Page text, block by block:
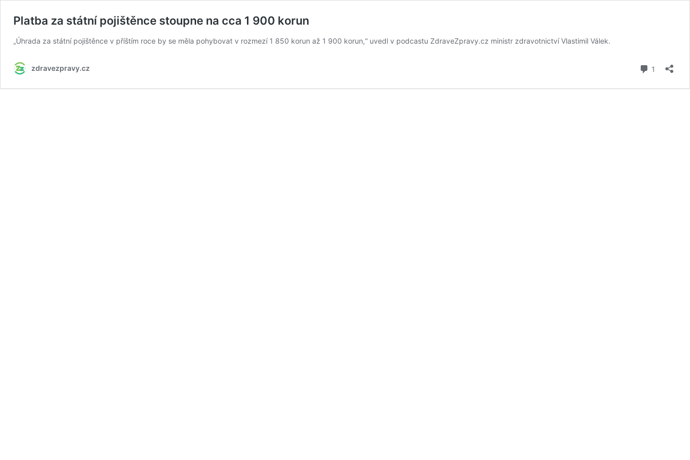
Platba za státní pojištěnce stoupne na cca 1 900 korun
„Úhrada za státní pojištěnce v příštím roce by se měla pohybovat v rozmezí 1 850 korun až 1 900 korun,“ uvedl v podcastu ZdraveZpravy.cz ministr zdravotnictví Vlastimil Válek.
zdravezpravy.cz 1 komentář